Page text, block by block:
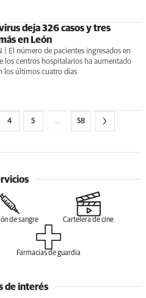
deja 326 casos y tres
en León
| El número de pacientes ingresados en
los centros hospitalarios ha aumentado
los últimos cuatro días
4 5 … 58
de sangre Cartelera de cine
Farmacias de guardia
de interés